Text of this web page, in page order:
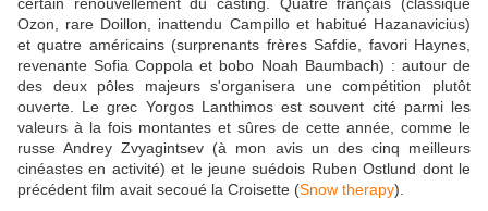
Ozon, rare Doillon, inattendu Campillo et habitué Hazanavicius)
et quatre américains (surprenants frères Safdie, favori Haynes,
revenante Sofia Coppola et bobo Noah Baumbach) : autour de
des deux pôles majeurs s'organisera une compétition plutôt
ouverte. Le grec Yorgos Lanthimos est souvent cité parmi les
valeurs à la fois montantes et sûres de cette année, comme le
russe Andrey Zvyagintsev (à mon avis un des cinq meilleurs
cinéastes en activité) et le jeune suédois Ruben Ostlund dont le
précédent film avait secoué la Croisette (Snow therapy).